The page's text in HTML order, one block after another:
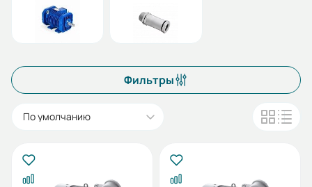
Фильтры
По умолчанию